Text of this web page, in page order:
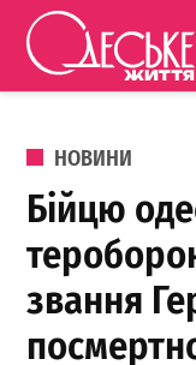
Перейти до вмісту
ОПУБЛІКОВАНО
НОВИНИ
Бійцю
звання